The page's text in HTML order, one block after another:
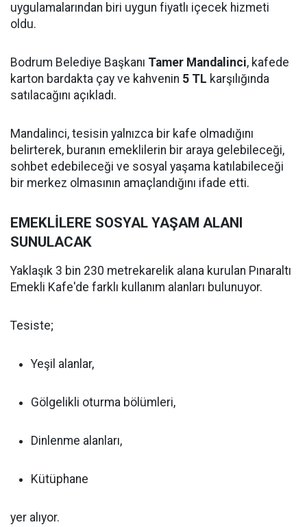
uygulamalarından biri uygun fiyatlı içecek hizmeti
oldu.
Bodrum Belediye Başkanı Tamer Mandalinci, kafede
karton bardakta çay ve kahvenin 5 TL karşılığında
satılacağını açıkladı.
Mandalinci, tesisin yalnızca bir kafe olmadığını
belirterek, buranın emeklilerin bir araya gelebileceği,
sohbet edebileceği ve sosyal yaşama katılabileceği
bir merkez olmasının amaçlandığını ifade etti.
EMEKLİLERE SOSYAL YAŞAM ALANI
SUNULACAK
Yaklaşık 3 bin 230 metrekarelik alana kurulan Pınaraltı
Emekli Kafe'de farklı kullanım alanları bulunuyor.
Tesiste;
Yeşil alanlar,
Gölgelikli oturma bölümleri,
Dinlenme alanları,
Kütüphane
yer alıyor.